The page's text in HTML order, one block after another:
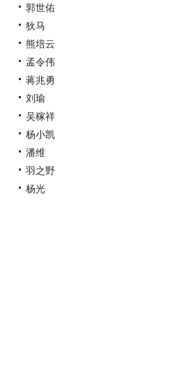
郭世佑
狄马
熊培云
孟令伟
蒋兆勇
刘瑜
吴稼祥
杨小凯
潘维
羽之野
杨光